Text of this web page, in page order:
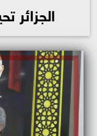
الجزائر